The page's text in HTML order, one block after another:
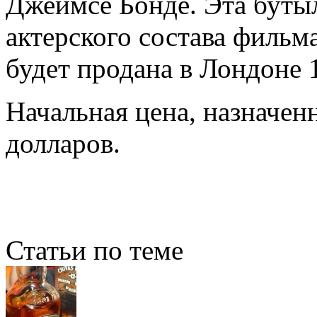
актерского состава
будет продана в Лондоне
Начальная цена,
долларов.
Статьи по теме